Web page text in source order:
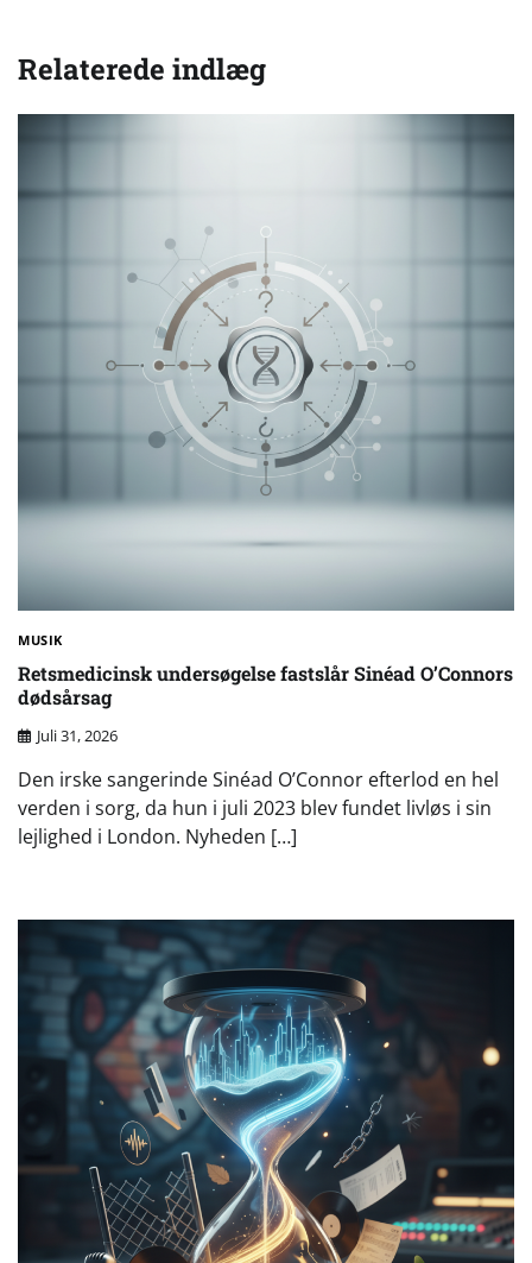
Relaterede indlæg
MUSIK
Retsmedicinsk undersøgelse fastslår Sinéad O’Connors
dødsårsag
Juli 31, 2026
Den irske sangerinde Sinéad O’Connor efterlod en hel
verden i sorg, da hun i juli 2023 blev fundet livløs i sin
lejlighed i London. Nyheden […]